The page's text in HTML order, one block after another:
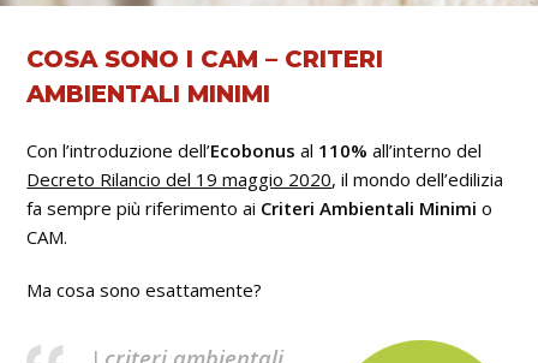
COSA SONO I CAM – CRITERI
AMBIENTALI MINIMI
Con l’introduzione dell’Ecobonus al 110%all’interno del
Decreto Rilancio del 19 maggio 2020, il mondo dell’edilizia
fa sempre più riferimento ai Criteri Ambientali Minimi o
CAM.
Ma cosa sono esattamente?